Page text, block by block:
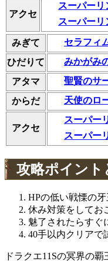
アクセ
スーパーリ
スーパーリ
みぎて
セラフィ
ひだりて
みかがみ
アタマ
聖賢のサ
からだ
天使のロ
アクセ
スーパー
スーパー
攻略ポイント
HPの低い戦慄の
休み対策をしてお
魅了されたらすぐ
40手以内クリアで
ドラクエ11Sの冥界の